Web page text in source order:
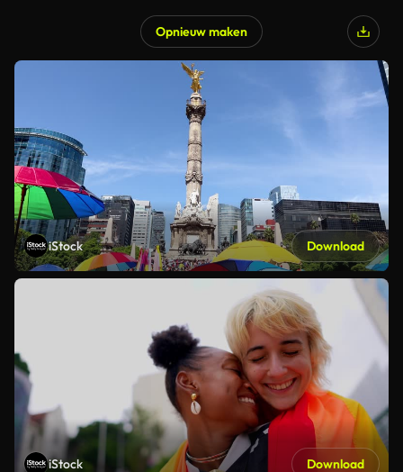
Opnieuw maken
iStock Download
iStock Download